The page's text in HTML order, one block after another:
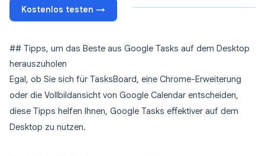
Kostenlos testen →
## Tipps, um das Beste aus Google Tasks auf dem Desktop
herauszuholen
Egal, ob Sie sich für TasksBoard, eine Chrome-Erweiterung
oder die Vollbildansicht von Google Calendar entscheiden,
diese Tipps helfen Ihnen, Google Tasks effektiver auf dem
Desktop zu nutzen.